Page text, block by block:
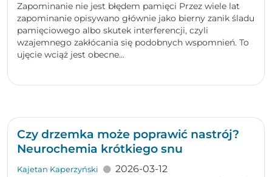
Zapominanie nie jest błędem pamięci Przez wiele lat
zapominanie opisywano głównie jako bierny zanik śladu
pamięciowego albo skutek interferencji, czyli
wzajemnego zakłócania się podobnych wspomnień. To
ujęcie wciąż jest obecne...
Czy drzemka może poprawić nastrój?
Neurochemia krótkiego snu
Kajetan Kaperzyński 2026-03-12